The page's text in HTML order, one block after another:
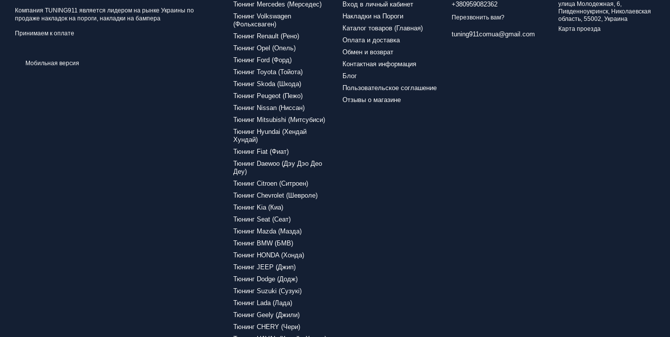
Компания TUNING911 является лидером на рынке Украины по
продаже накладок на пороги, накладки на бампера
Принимаем к оплате
Мобильная версия
Тюнинг Mercedes (Мерседес)
Тюнинг Volkswagen
(Фольксваген)
Тюнинг Renault (Рено)
Тюнинг Opel (Опель)
Тюнинг Ford (Форд)
Тюнинг Toyota (Тойота)
Тюнинг Skoda (Шкода)
Тюнинг Peugeot (Пежо)
Тюнинг Nissan (Ниссан)
Тюнинг Mitsubishi (Митсубиси)
Тюнинг Hyundai (Хендай
Хундай)
Тюнинг Fiat (Фиат)
Тюнинг Daewoo (Дэу Дэо Део
Деу)
Тюнинг Citroen (Ситроен)
Тюнинг Chevrolet (Шевроле)
Тюнинг Kia (Киа)
Тюнинг Seat (Сеат)
Тюнинг Mazda (Мазда)
Тюнинг BMW (БМВ)
Тюнинг HONDA (Хонда)
Тюнинг JEEP (Джип)
Тюнинг Dodge (Додж)
Тюнинг Suzuki (Сузукі)
Тюнинг Lada (Лада)
Тюнинг Geely (Джили)
Тюнинг CHERY (Чери)
Вход в личный кабинет
Накладки на Пороги
Каталог товаров (Главная)
Оплата и доставка
Обмен и возврат
Контактная информация
Блог
Пользовательское соглашение
Отзывы о магазине
+380959082362
Перезвонить вам?
tuning911comua@gmail.com
улица Молодежная, 6,
Пивденноукринск, Николаевская
область, 55002, Украина
Карта проезда